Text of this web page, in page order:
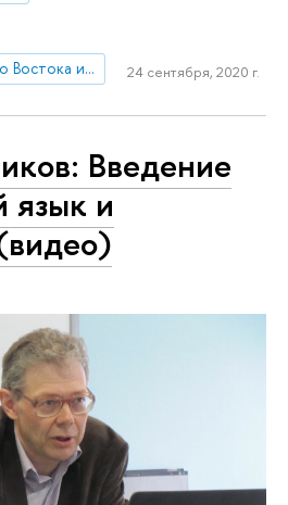
Институт классического Востока и античности
24 сентября, 2020 г.
Введение
язык и